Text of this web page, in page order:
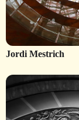
Jordi Mestrich